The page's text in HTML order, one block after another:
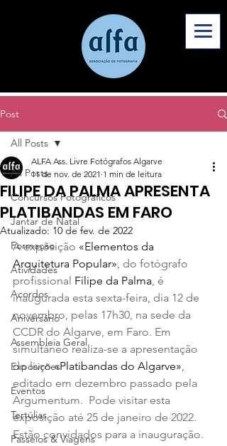
Post
All Posts
Concursos Fotográficos
Jantar de Natal
Formação
Atividades
Acordos
Aniversário
Assembleia Geral
Exposições
Eventos
Tertúlias
Passeios & Viagens
All Posts
FILIPE DA PALMA APRESENTA
PLATIBANDAS EM FARO
ALFA Ass. Livre Fotógrafos Algarve
11 de nov. de 2021 1 min de leitura
Atualizado: 10 de fev. de 2022
A exposição «Elementos da
Arquitetura Popular», do fotógrafo
profissional Filipe da Palma, é
inaugurada esta sexta-feira, dia 12 de
novembro, pelas 17h30, na sede da
CCDR do Algarve, em Faro. Em
simultâneo realiza-se a apresentação
do livro «Platibandas do Algarve»,
editado em dezembro passado pela
Argumentum.  Pode visitar esta
exposição até 25 de janeiro de 2022.
Estão convidados para a inauguração.